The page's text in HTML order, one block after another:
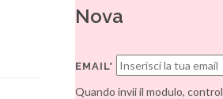
Nova
EMAIL*
Quando invii il modulo,